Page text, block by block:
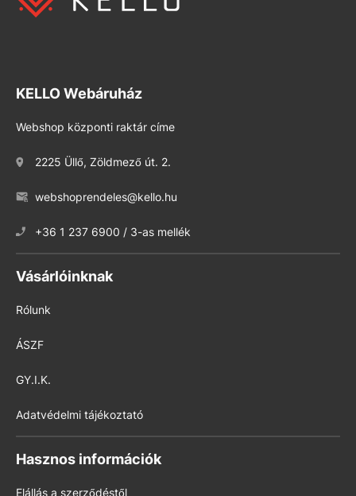
KELLO Webáruház
Webshop központi raktár címe
2225 Üllő, Zöldmező út. 2.
webshoprendeles@kello.hu
+36 1 237 6900 / 3-as mellék
Vásárlóinknak
Rólunk
ÁSZF
GY.I.K.
Adatvédelmi tájékoztató
Hasznos információk
Elállás a szerződéstől